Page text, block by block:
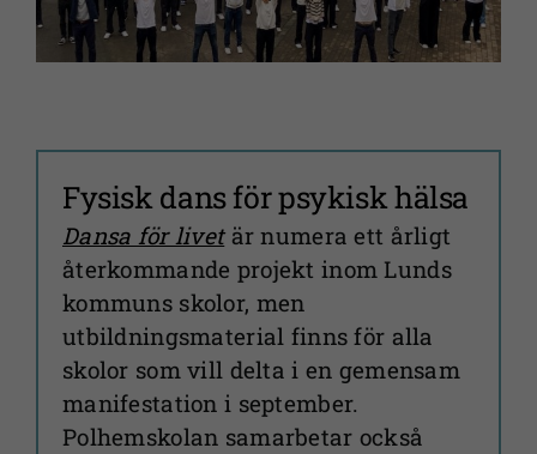
Fysisk dans för psykisk hälsa
Dansa för livetär numera ett årligt
återkommande projekt inom Lunds
kommuns skolor, men
utbildningsmaterial finns för alla
skolor som vill delta i en gemensam
manifestation i september.
Polhemskolan samarbetar också